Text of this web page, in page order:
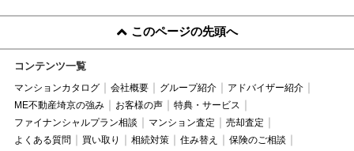
このページの先頭へ
コンテンツ一覧
マンションカタログ 会社概要 グループ紹介
アドバイザー紹介
ME不動産埼京の強み
お客様の声
特典・サービス
ファイナンシャルプラン相談
マンション査定
売却査定
よくある質問
買い取り 相続対策 住み替え
保険のご相談